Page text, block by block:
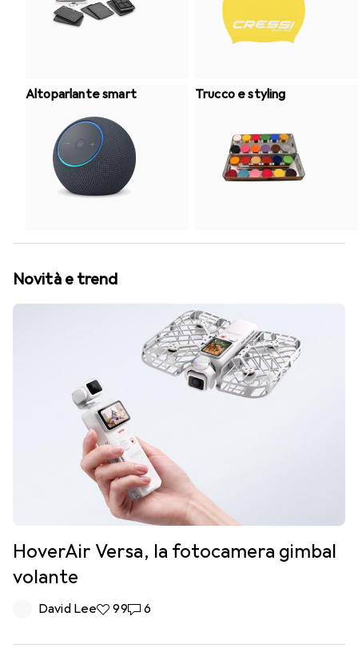
Altoparlante smart Trucco e styling
Novità e trend
HoverAir Versa, la fotocamera gimbal
volante
David Lee99 like
996 commenti
6